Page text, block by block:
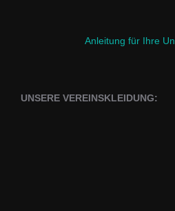
Anleitung für Ihre
UNSERE VEREINSKLEIDUNG: